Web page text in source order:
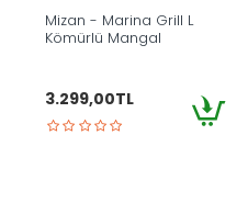
Mizan - Marina Grill L
Kömürlü Mangal
3.299,00TL